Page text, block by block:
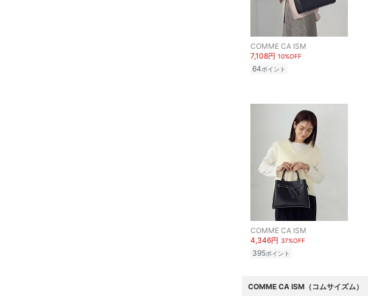
COMME CA ISM
7,108円 10%OFF
64ポイント
COMME CA ISM
4,346円 37%OFF
395ポイント
COMME CA ISM（コムサイズム）